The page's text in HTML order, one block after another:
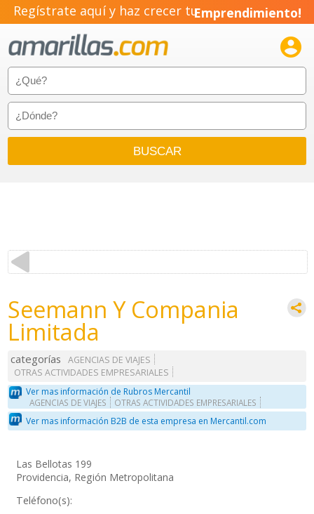
Regístrate aquí y haz crecer tuEmprendimiento!

Seemann Y Compania
Limitada
categorías
AGENCIAS DE VIAJES
OTRAS ACTIVIDADES EMPRESARIALES
Ver mas información de Rubros Mercantil
AGENCIAS DE VIAJES OTRAS ACTIVIDADES EMPRESARIALES
Ver mas información B2B de esta empresa en Mercantil.com
Las Bellotas 199
Providencia, Región Metropolitana
Teléfono(s):